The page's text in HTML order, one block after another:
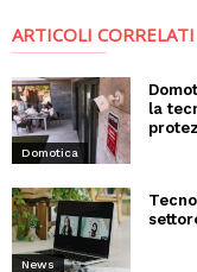
ARTICOLI CORRELATI
Domotica
la
News